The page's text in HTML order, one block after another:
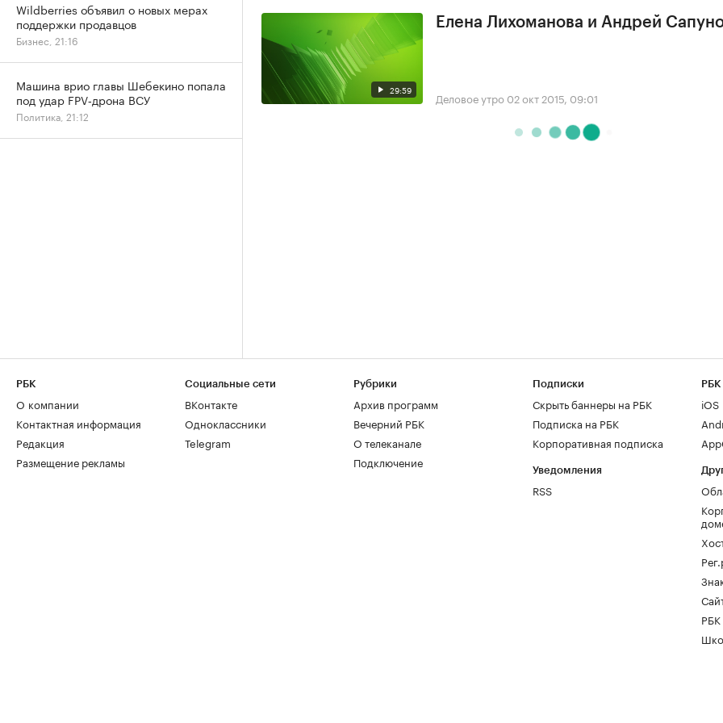
29:59
Елена Лихоманова и Андрей
Деловое утро 02 окт 2015, 09:01
Wildberries объявил о новых мерах
поддержки продавцов
Бизнес, 21:16
Машина врио главы Шебекино попала
под удар FPV‑дрона ВСУ
Политика, 21:12
РБК
О компании
Контактная информация
Редакция
Размещение рекламы
Социальные сети
ВКонтакте
Одноклассники
Telegram
Рубрики
Архив программ
Вечерний РБК
О телеканале
Подключение
Подписки
Скрыть баннеры на РБК
Подписка на РБК
Корпоративная подписка
Уведомления
RSS
РБК
iOS